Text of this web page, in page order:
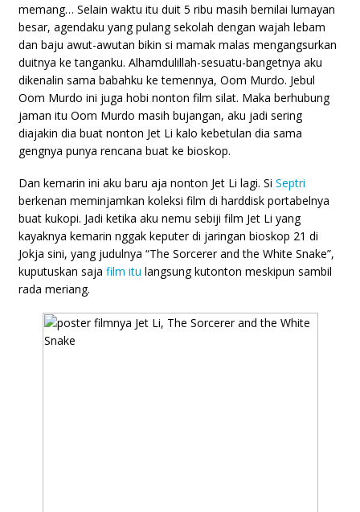
memang… Selain waktu itu duit 5 ribu masih bernilai lumayan
besar, agendaku yang pulang sekolah dengan wajah lebam
dan baju awut-awutan bikin si mamak malas mengangsurkan
duitnya ke tanganku. Alhamdulillah-sesuatu-bangetnya aku
dikenalin sama babahku ke temennya, Oom Murdo. Jebul
Oom Murdo ini juga hobi nonton film silat. Maka berhubung
jaman itu Oom Murdo masih bujangan, aku jadi sering
diajakin dia buat nonton Jet Li kalo kebetulan dia sama
gengnya punya rencana buat ke bioskop.
Dan kemarin ini aku baru aja nonton Jet Li lagi. Si Septri
berkenan meminjamkan koleksi film di harddisk portabelnya
buat kukopi. Jadi ketika aku nemu sebiji film Jet Li yang
kayaknya kemarin nggak keputer di jaringan bioskop 21 di
Jokja sini, yang judulnya “The Sorcerer and the White Snake”,
kuputuskan saja film itu langsung kutonton meskipun sambil
rada meriang.